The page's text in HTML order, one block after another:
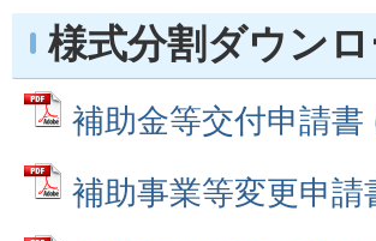
様式分割ダウン
補助金等交付申請
補助事業等変更申